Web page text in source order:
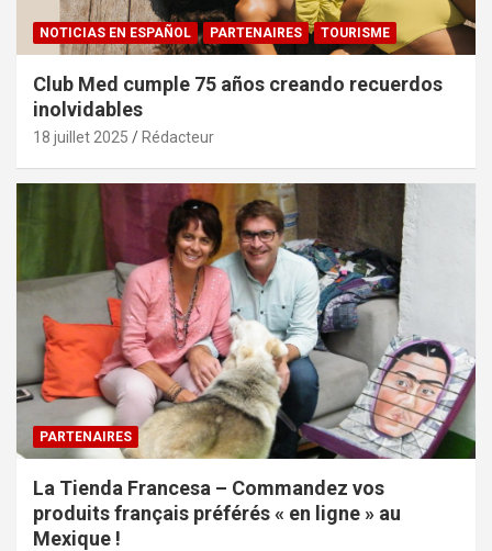
NOTICIAS EN ESPAÑOL PARTENAIRES TOURISME
Club Med cumple 75 años creando recuerdos
inolvidables
18 juillet 2025 Rédacteur
PARTENAIRES
La Tienda Francesa – Commandez vos
produits français préférés « en ligne » au
Mexique !